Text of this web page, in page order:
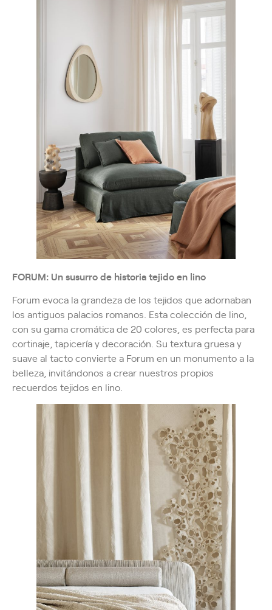
FORUM: Un susurro de historia tejido en lino
Forum evoca la grandeza de los tejidos que adornaban
los antiguos palacios romanos. Esta colección de lino,
con su gama cromática de 20 colores, es perfecta para
cortinaje, tapicería y decoración. Su textura gruesa y
suave al tacto convierte a Forum en un monumento a la
belleza, invitándonos a crear nuestros propios
recuerdos tejidos en lino.